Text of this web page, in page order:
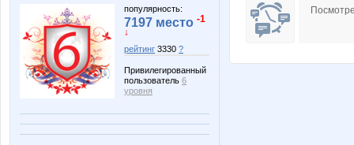
популярность:
7197 место -1
↓
рейтинг 3330 ?
Привилегированный
пользователь 6
уровня
elen76